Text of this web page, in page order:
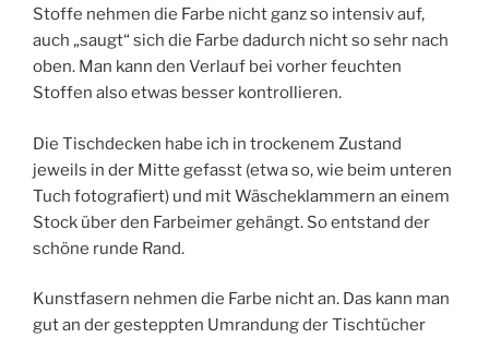
Stoffe nehmen die Farbe nicht ganz so intensiv auf,
auch „saugt“ sich die Farbe dadurch nicht so sehr nach
oben. Man kann den Verlauf bei vorher feuchten
Stoffen also etwas besser kontrollieren.
Die Tischdecken habe ich in trockenem Zustand
jeweils in der Mitte gefasst (etwa so, wie beim unteren
Tuch fotografiert) und mit Wäscheklammern an einem
Stock über den Farbeimer gehängt. So entstand der
schöne runde Rand.
Kunstfasern nehmen die Farbe nicht an. Das kann man
gut an der gesteppten Umrandung der Tischtücher